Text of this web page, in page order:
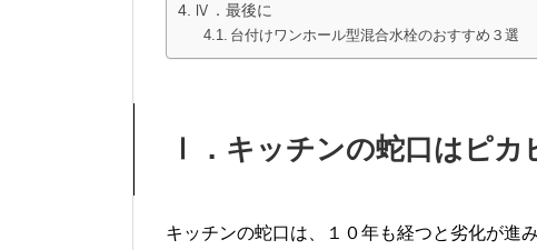
Ⅳ．最後に
台付けワンホール型混合水栓のおすすめ３選
Ⅰ．キッチンの蛇口はピカ
キッチンの蛇口は、１０年も経つと劣化が進